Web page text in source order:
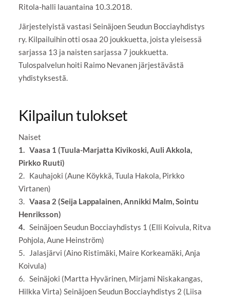
Ritola-halli lauantaina 10.3.2018.
Järjestelyistä vastasi Seinäjoen Seudun Bocciayhdistys
ry. Kilpailuihin otti osaa 20 joukkuetta, joista yleisessä
sarjassa 13 ja naisten sarjassa 7 joukkuetta.
Tulospalvelun hoiti Raimo Nevanen järjestävästä
yhdistyksestä.
Kilpailun tulokset
Naiset
1.
Vaasa 1 (Tuula-Marjatta Kivikoski, Auli Akkola,
Pirkko Ruuti)
2. Kauhajoki (Aune Köykkä, Tuula Hakola, Pirkko
Virtanen)
3. Vaasa 2 (Seija Lappalainen, Annikki Malm, Sointu
Henriksson)
4. Seinäjoen Seudun Bocciayhdistys 1 (Elli Koivula, Ritva
Pohjola, Aune Heinström)
5. Jalasjärvi (Aino Ristimäki, Maire Korkeamäki, Anja
Koivula)
6. Seinäjoki (Martta Hyvärinen, Mirjami Niskakangas,
Hilkka Virta) Seinäjoen Seudun Bocciayhdistys 2 (Liisa